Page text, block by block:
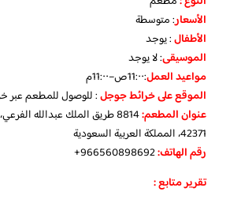
الأسعار:متوسطة
الأطفال:يوجد
الموسيقى:لا يوجد
مواعيد العمل:11:٠٠ص–11:٠٠م
الموقع على خرائط جوجل: للوصول للمطعم عبر
عنوان المطعم:
8814 طريق الملك عبدالله
42371، المملكة العربية السعودية
رقم الهاتف:
تقرير متابع :